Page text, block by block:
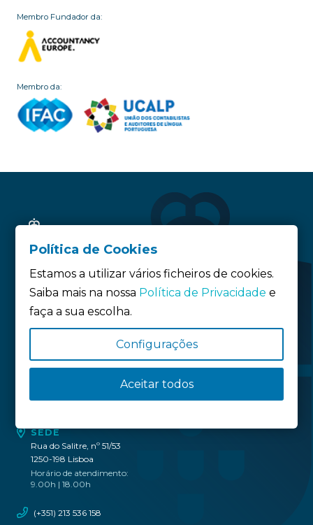
Membro Fundador da:
Membro da:
Política de privacidade
SEDE
Rua do Salitre, nº 51/53
1250-198 Lisboa
Horário de atendimento:
9.00h | 18.00h
(+351) 213 536 158
Política de Cookies
Estamos a utilizar vários ficheiros de cookies.
Saiba mais na nossa Política de Privacidade e
faça a sua escolha.
Configurações
Aceitar todos